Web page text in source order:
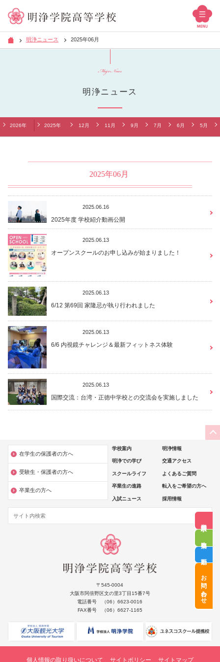
お問い合わせ
明浄ニュース 2025年06月
Meijo News
明浄ニュース
2026年 2025年 12月 11月 9月 7月 6月 5月
2025年06月
2025.06.16
2025年度 学校紹介動画公開
2025.06.13
オープンスクールのお申し込みが始まりました！
2025.06.13
6/12 第69回 家隆忌が執り行われました
2025.06.13
6/6 内視鏡チャレンジ＆最新フィットネス体験
2025.06.13
国際交流：台湾・正徳中学校との交流会を実施しました
在学生の保護者の方へ
受験生・保護者の方へ
卒業生の方へ
学校案内 明浄情報
明浄での学び 交通アクセス
スクールライフ よくあるご質問
卒業生の進路 転入をご希望の方へ
入試ニュース 採用情報
〒545-0004
大阪市阿倍野区文の里3丁目15番7号
電話番号 （06）6623-0016
FAX番号 （06）6627-1165
個人情報の取り扱いについて サイトポリシー サイトマップ